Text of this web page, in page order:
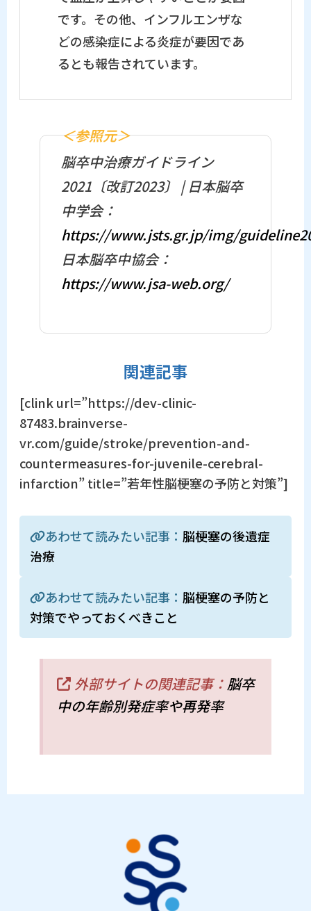
です。その他、インフルエンザな
どの感染症による炎症が要因であ
るとも報告されています。
＜参照元＞
脳卒中治療ガイドライン
2021〔改訂2023〕 | 日本脳卒
中学会：
https://www.jsts.gr.jp/img/
日本脳卒中協会：
https://www.jsa-web.org/
関連記事
[clink url=”https://dev-clinic-
87483.brainverse-
vr.com/guide/stroke/prevention-and-
countermeasures-for-juvenile-cerebral-
infarction” title=”若年性脳梗塞の予防と対策”]
あわせて読みたい記事： 脳梗塞の後遺症
治療
あわせて読みたい記事： 脳梗塞の予防と
対策でやっておくべきこと
外部サイトの関連記事： 脳卒
中の年齢別発症率や再発率